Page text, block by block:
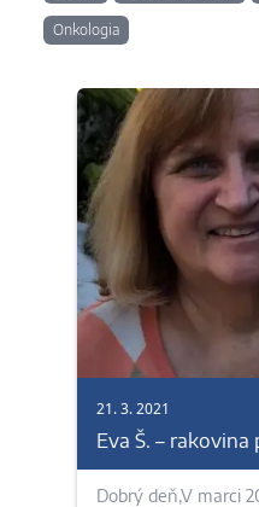
Onkologia
21. 3. 2021
Eva Š. – rakovina
Dobrý deň,V marci